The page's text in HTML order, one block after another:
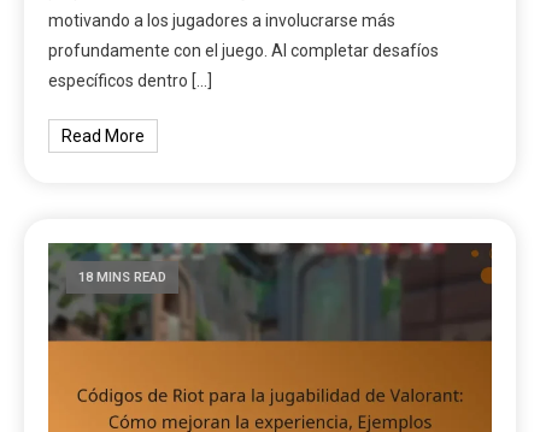
motivando a los jugadores a involucrarse más
profundamente con el juego. Al completar desafíos
específicos dentro […]
Read More
18 MINS READ